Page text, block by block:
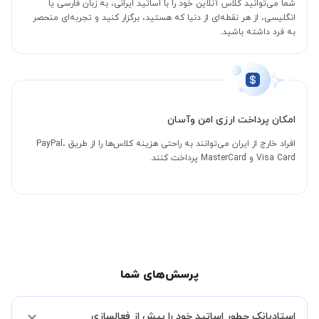
شما می‌توانید کلاس آنلاین خود را با اساتید ایرانی، به زبان فارسی یا
انگلیسی، از هر نقطه‌ای از دنیا که هستید، برگزار کنید و تجربه‌ای منحصر
به فرد داشته باشید.
امکان پرداخت ارزی امن وآسان
افراد خارج از ایران می‌توانند به راحتی هزینه کلاس‌ها را از طریق PayPal،
Visa Card و MasterCard پرداخت کنند.
پرسش‌های شما